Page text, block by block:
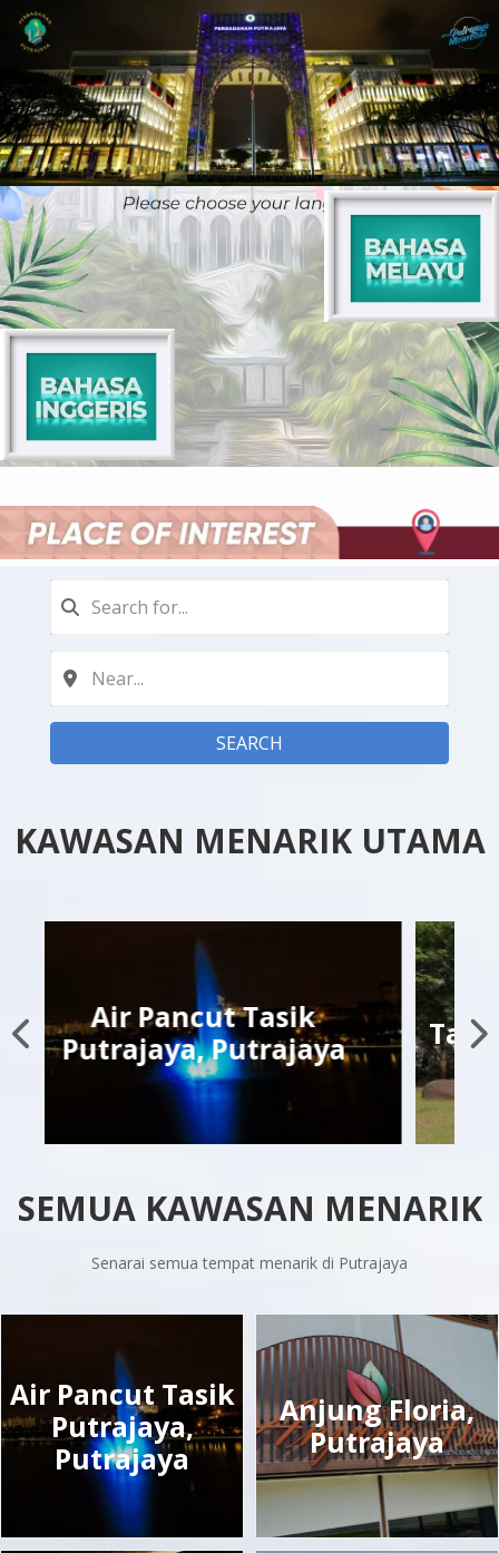
SEARCH
KAWASAN MENARIK UTAMA
Taman Wetland, Putrajaya
SEMUA KAWASAN MENARIK
Senarai semua tempat menarik di Putrajaya
Air Pancut Tasik
Putrajaya,
Putrajaya
Anjung Floria,
Putrajaya